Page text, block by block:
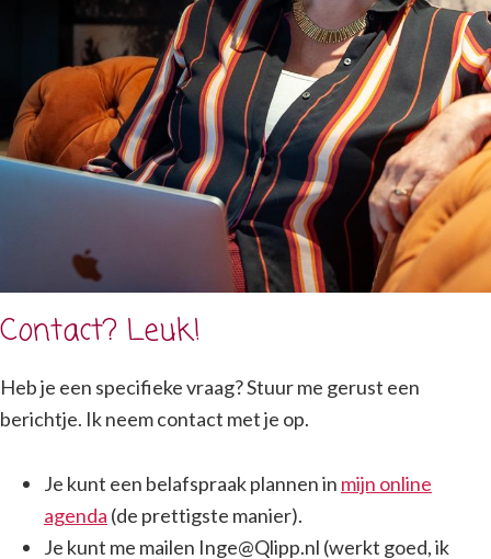
Contact? Leuk!
Heb je een specifieke vraag? Stuur me gerust een
berichtje. Ik neem contact met je op.
Je kunt een belafspraak plannen in mijn online
agenda (de prettigste manier).
Je kunt me mailen Inge@Qlipp.nl (werkt goed, ik